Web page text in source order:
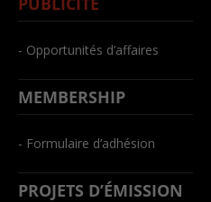
- Opportunités d’affaires
MEMBERSHIP
- Formulaire d’adhésion
PROJETS D’ÉMISSION